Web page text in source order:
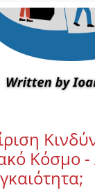
Κόσμο -